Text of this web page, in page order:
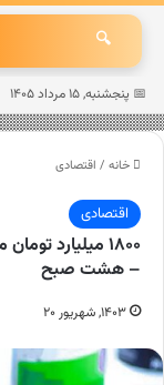
🔍
📅 پنجشنبه, ۱۵ مرداد ۱۴۰۵
خانه / اقتصادی
اقتصادی
۱۸۰۰ میلیارد
– هشت صبح
۱۴۰۳, شهریور ۲۰